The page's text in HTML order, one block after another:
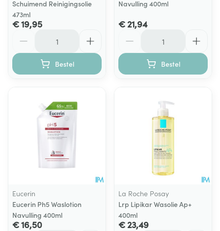
Schuimend Reinigingsolie
473ml
€ 19,95
Bestel
Navulling 400ml
€ 21,94
Bestel
Eucerin
Eucerin Ph5 Waslotion
Navulling 400ml
€ 16,50
La Roche Posay
Lrp Lipikar Wasolie Ap+
400ml
€ 23,49